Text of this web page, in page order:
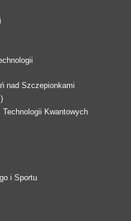
nad Szczepionkami
Technologii Kwantowych
i Sportu